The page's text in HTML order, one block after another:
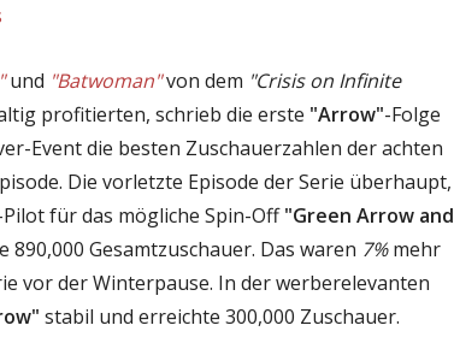
und "Batwoman"von dem "Crisis on Infinite
profitierten, schrieb die erste "Arrow"-Folge
Event die besten Zuschauerzahlen der achten
Die vorletzte Episode der Serie überhaupt,
für das mögliche Spin-Off"Green Arrow and
890,000 Gesamtzuschauer. Das waren 7%mehr
vor der Winterpause. In der werberelevanten
stabil und erreichte 300,000 Zuschauer.